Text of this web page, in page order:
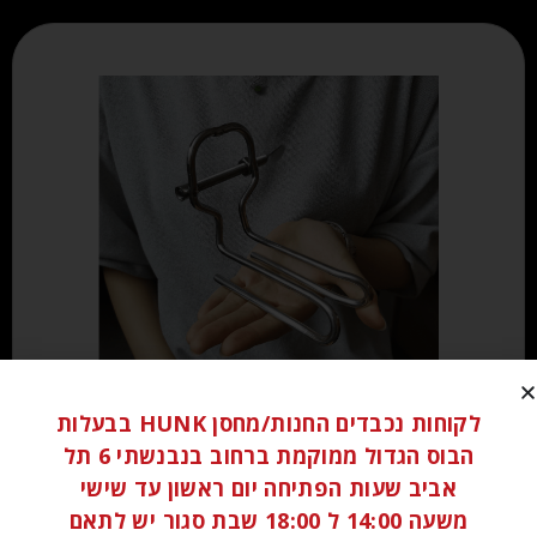
₪150.00
הוספה לסל
לקוחות נכבדים החנות/מחסן HUNK בבעלות
הבוס הגדול ממוקמת ברחוב בנבנשתי 6 תל
אביב שעות הפתיחה יום ראשון עד שישי
משעה 14:00 ל 18:00 שבת סגור יש לתאם